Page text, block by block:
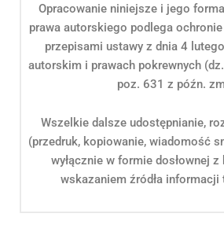
Opracowanie niniejsze i jego
prawa autorskiego podlega
przepisami ustawy z dnia 4
autorskim i prawach pokrewnych
poz. 631 z późn.
Wszelkie dalsze udostępnianie,
(przedruk, kopiowanie, wiadomość
wyłącznie w formie dosłownej
wskazaniem źródła informacji